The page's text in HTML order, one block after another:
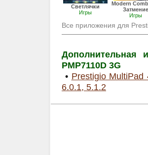
Светлячки
Игры
Modern
Затмение
Игры
Все приложения для
Дополнительная
PMP7110D 3G
• Prestigio
6.0.1, 5.1.2